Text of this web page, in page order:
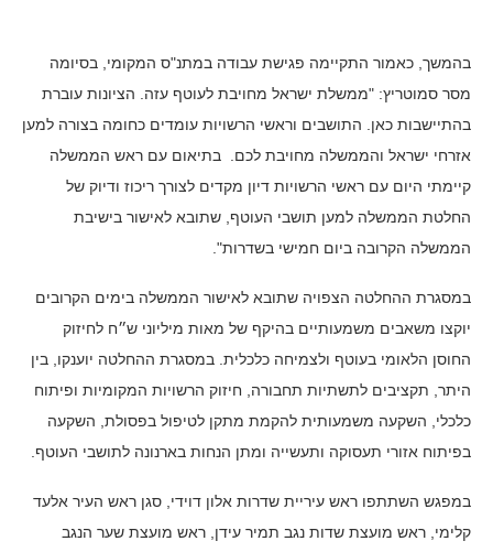
בהמשך, כאמור התקיימה פגישת עבודה במתנ"ס המקומי, בסיומה
מסר סמוטריץ: "ממשלת ישראל מחויבת לעוטף עזה. הציונות עוברת
בהתיישבות כאן. התושבים וראשי הרשויות עומדים כחומה בצורה למען
אזרחי ישראל והממשלה מחויבת לכם. בתיאום עם ראש הממשלה
קיימתי היום עם ראשי הרשויות דיון מקדים לצורך ריכוז ודיוק של
החלטת הממשלה למען תושבי העוטף, שתובא לאישור בישיבת
הממשלה הקרובה ביום חמישי בשדרות".
במסגרת ההחלטה הצפויה שתובא לאישור הממשלה בימים הקרובים
יוקצו משאבים משמעותיים בהיקף של מאות מיליוני ש״ח לחיזוק
החוסן הלאומי בעוטף ולצמיחה כלכלית. במסגרת ההחלטה יוענקו, בין
היתר, תקציבים לתשתיות תחבורה, חיזוק הרשויות המקומיות ופיתוח
כלכלי, השקעה משמעותית להקמת מתקן לטיפול בפסולת, השקעה
בפיתוח אזורי תעסוקה ותעשייה ומתן הנחות בארנונה לתושבי העוטף.
במפגש השתתפו ראש עיריית שדרות אלון דוידי, סגן ראש העיר אלעד
קלימי, ראש מועצת שדות נגב תמיר עידן, ראש מועצת שער הנגב